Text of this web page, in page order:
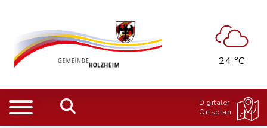
24 °C
Digitaler
Ortsplan